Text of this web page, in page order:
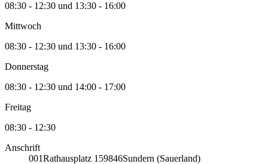
08:30 - 12:30 und 13:30 - 16:00
Mittwoch
08:30 - 12:30 und 13:30 - 16:00
Donnerstag
08:30 - 12:30 und 14:00 - 17:00
Freitag
08:30 - 12:30
Anschrift
001Rathausplatz 1 59846Sundern (Sauerland)